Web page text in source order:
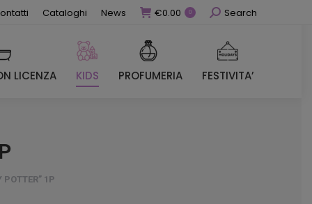
Cataloghi News €0.00 0 CercaSearch
LICENZA KIDS PROFUMERIA FESTIVITA’
1P
LICENZA KIDS PROFUMERIA FESTIVITA’